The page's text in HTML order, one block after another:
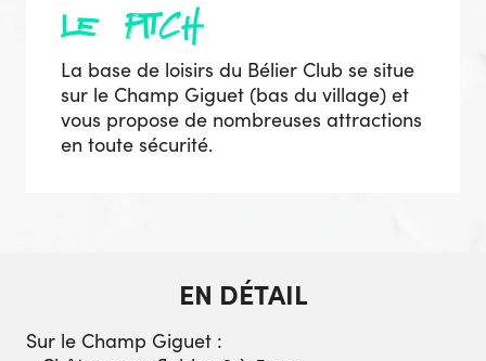
le pitch
La base de loisirs du Bélier Club se situe
sur le Champ Giguet (bas du village) et
vous propose de nombreuses attractions
en toute sécurité.
EN DÉTAIL
Sur le Champ Giguet :